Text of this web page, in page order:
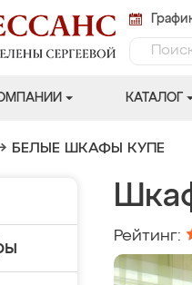
КАТАЛОГ
БЕЛЫЕ ШКАФЫ КУПЕ
Рейтинг: